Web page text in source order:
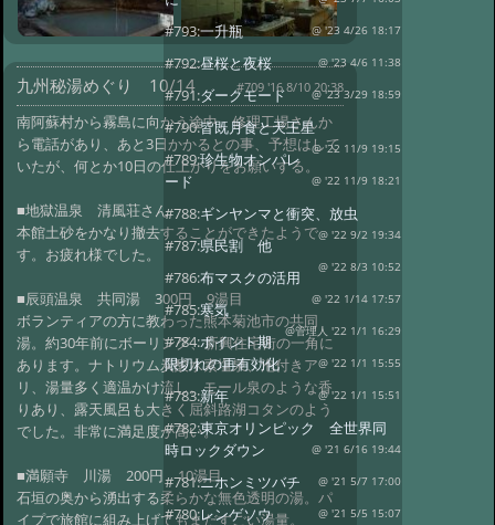
九州秘湯めぐり 10/14 #709 '16 8/10 20:38
南阿蘇村から霧島に向かう途中、修理工場さんか
ら電話があり、あと3日かかるとの事、予想はして
いたが、何とか10日の仕上がりをお願いする。
■地獄温泉 清風荘さん
本館土砂をかなり撤去することができたようで
す。お疲れ様でした。
■辰頭温泉 共同湯 300円 9湯目
ボランティアの方に教わった熊本菊池市の共同
湯。約30年前にボーリング、新興住宅街の一角に
あります。ナトリウム炭酸水素塩泉、泡付きア
リ、湯量多く適温かけ流し。モール泉のような香
りあり、露天風呂も大きく屈斜路湖コタンのよう
でした。非常に満足度が高い。
■満願寺 川湯 200円 10湯目
石垣の奥から湧出する柔らかな無色透明の湯。パ
イプで旅館に組み上げてもまだすごい湯量。
#793:一升瓶 @ '23 4/26 18:17
#792:昼桜と夜桜 @ '23 4/6 11:38
#791:ダークモード @ '23 3/29 18:59
#790:皆既月食と天王星
@ '22 11/9 19:15
#789:珍生物オンパレ
ード
@ '22 11/9 18:21
#788:ギンヤンマと衝突、放虫
@ '22 9/2 19:34
#787:県民割 他
@ '22 8/3 10:52
#786:布マスクの活用
@ '22 1/14 17:57
#785:寒気
@管理人 '22 1/1 16:29
#784:ポイント期
限切れの再有効化
@ '22 1/1 15:55
#783:新年 @ '22 1/1 15:51
#782:東京オリンピック 全世界同
時ロックダウン
@ '21 6/16 19:44
#781:ニホンミツバチ @ '21 5/7 17:00
#780:レンゲソウ @ '21 5/5 15:07